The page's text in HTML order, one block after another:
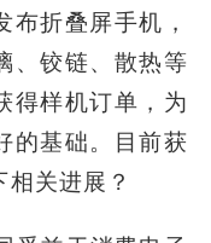
折叠屏手机，
、铰链、散热等
得样机订单，为
的基础。目前获
关进展？